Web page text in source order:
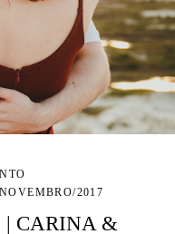
2017
| CARINA &